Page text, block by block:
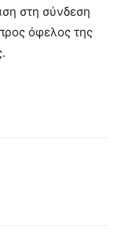
στη σύνδεση
όφελος της